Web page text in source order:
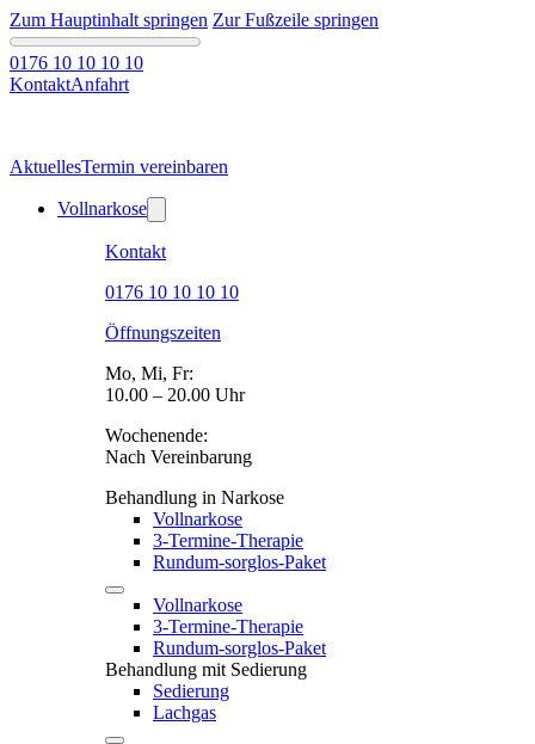
Zum Hauptinhalt springen Zur Fußzeile springen
0176 10 10 10 10
KontaktAnfahrt
AktuellesTermin vereinbaren
Vollnarkose
Kontakt
0176 10 10 10 10
Öffnungszeiten
Mo, Mi, Fr:
10.00 – 20.00 Uhr
Wochenende:
Nach Vereinbarung
Behandlung in Narkose
Vollnarkose
3-Termine-Therapie
Rundum-sorglos-Paket
Vollnarkose
3-Termine-Therapie
Rundum-sorglos-Paket
Behandlung mit Sedierung
Sedierung
Lachgas